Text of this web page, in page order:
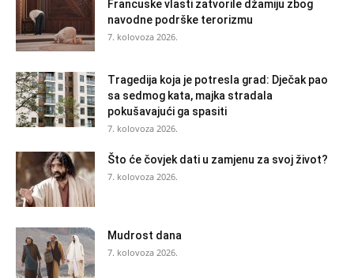
Francuske vlasti zatvorile džamiju zbog
navodne podrške terorizmu
7. kolovoza 2026.
Tragedija koja je potresla grad: Dječak pao
sa sedmog kata, majka stradala
pokušavajući ga spasiti
7. kolovoza 2026.
Što će čovjek dati u zamjenu za svoj život?
7. kolovoza 2026.
Mudrost dana
7. kolovoza 2026.